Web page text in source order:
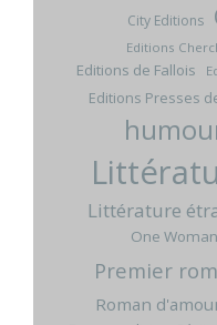
City Editions
Editions
Editions de Fallois
Editions Presses
Littérature
One
Premier
Roman